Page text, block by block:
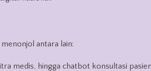
antara lain:
medis, hingga chatbot konsultasi